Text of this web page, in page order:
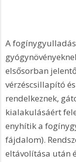
A
elsősorban
vérzéscsillapító
rendelkeznek,
kialakulásáért
enyhítik a
fájdalom).
eltávolítása után